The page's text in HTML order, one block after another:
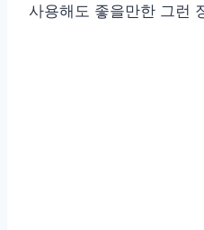
사용해도 좋을만한 그런